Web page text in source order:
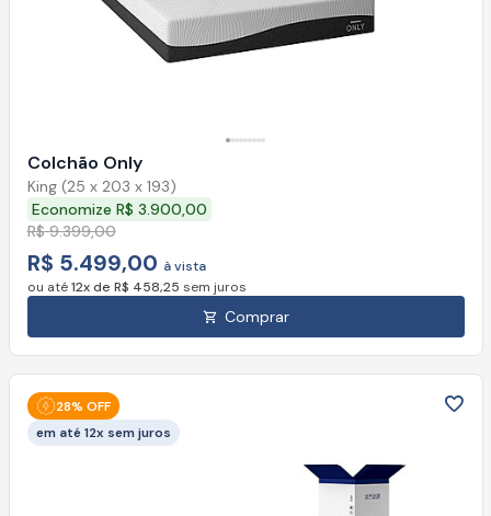
Colchão Only
King (25 x 203 x 193)
Economize R$ 3.900,00
R$ 9.399,00
R$ 5.499,00 à vista
ou até12x de R$ 458,25 sem juros
Comprar
28% OFF
em até 12x sem juros